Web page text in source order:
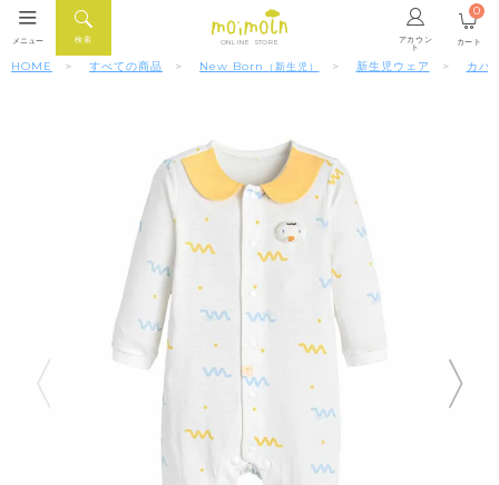
ONLINE STORE アカウン
ト
検索
メニュー カート
0
HOME すべての商品 New Born （新生児） 新生児ウェア カバ